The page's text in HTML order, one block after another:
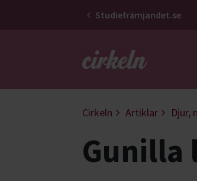
Studiefrämjandet.se
Gå till
Cirkeln Artiklar Djur,
Gunilla